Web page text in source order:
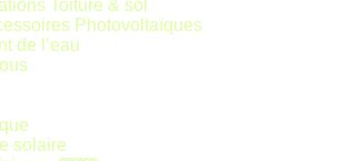
Toiture & sol
Photovoltaïques
de l’eau
solaire